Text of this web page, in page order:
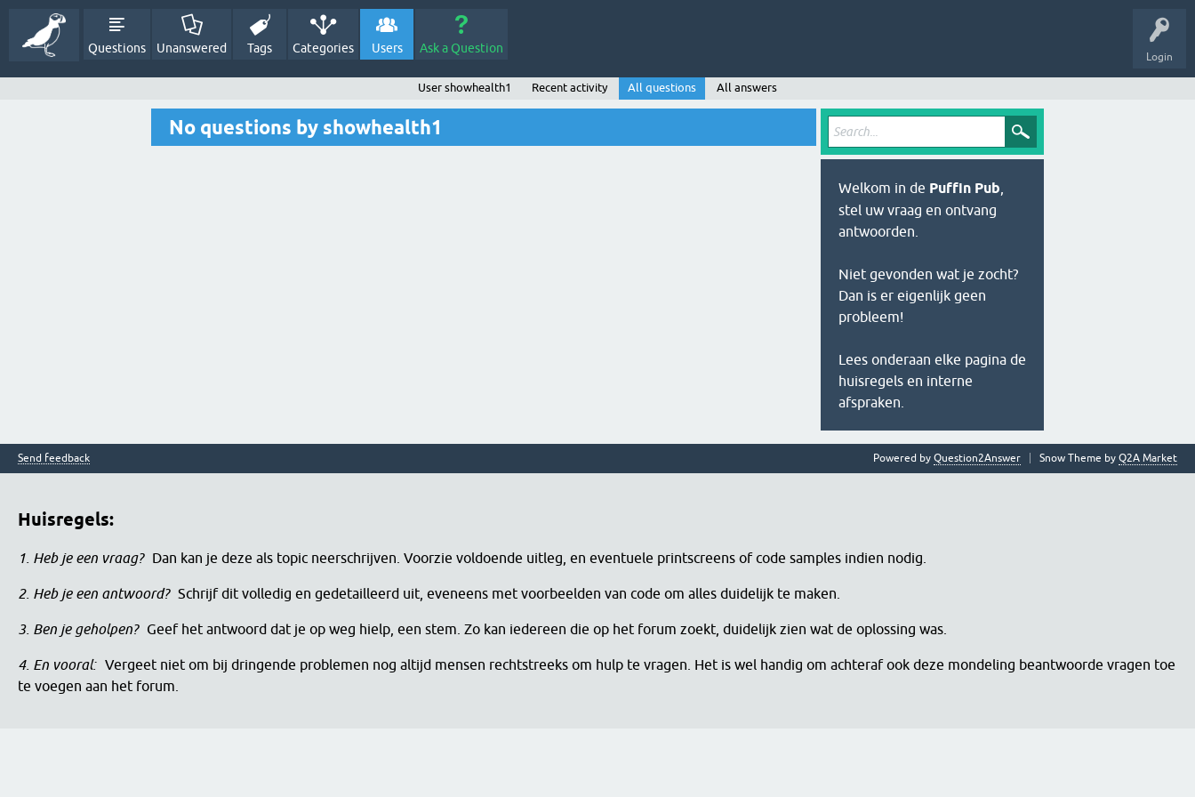
Login
Questions Unanswered Tags Categories Users Ask a Question
User showhealth1 Recent activity All questions All answers
No questions by showhealth1
Welkom in de Puffin Pub
stel uw vraag en ontvang
antwoorden.
Niet gevonden wat je zocht?
Dan is er eigenlijk geen
probleem!
Lees onderaan elke pagina de
huisregels en interne
afspraken.
Send feedback Snow Theme by Q2A Market
Powered by Question2Answer
Huisregels:
1. Heb je een vraag? Dan kan je deze als topic neerschrijven. Voorzie voldoende uitleg, en eventuele printscreens of code samples indien nodig.
2. Heb je een antwoord? Schrijf dit volledig en gedetailleerd uit, eveneens met voorbeelden van code om alles duidelijk te maken.
3. Ben je geholpen? Geef het antwoord dat je op weg hielp, een stem. Zo kan iedereen die op het forum zoekt, duidelijk zien wat de oplossing was.
4. En vooral: Vergeet niet om bij dringende problemen nog altijd mensen rechtstreeks om hulp te vragen. Het is wel handig om achteraf ook deze mondeling beantwoorde vragen toe
te voegen aan het forum.